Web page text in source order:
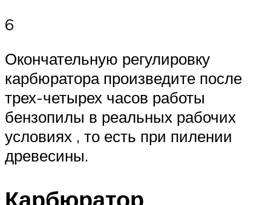
6
Окончательную регулировку
карбюратора произведите после
трех-четырех часов работы
бензопилы в реальных рабочих
условиях , то есть при пилении
древесины.